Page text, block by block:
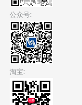
公众号:
淘宝: